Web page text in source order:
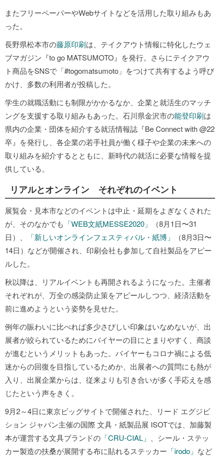
またフリーペーパーやWebサイトなどを活用した取り組みもあ
った。
長野県松本市の藤原印刷は、テイクアウト情報に特化したウェ
ブマガジン『to go MATSUMOTO』を発行。さらにテイクアウ
ト商品をSNSで「#togomatsumoto」をつけて共有するよう呼び
かけ、多数の利用者が投稿した。
学生の就職活動にも制限がかかるなか、企業と就活生のマッチ
ングを支援する取り組みもあった。石川県金沢市の能登印刷は
県内の企業・団体を紹介する就活情報誌『Be Connect with @22
卒』を発行し、各企業の若手社員が働く様子や企業の未来への
取り組みを紹介するとともに、新時代の就活に必要な情報を提
供している。
リアルとオンライン それぞれのイベント
展覧会・見本市などのイベントは中止・延期をよぎなくされた
が、そのなかでも 「WEB文紙MESSE2020」
（8月1日〜31
日）、
「新しいオンラインフェスティバル・紙博」
（8月3日〜
14日）などが開催され、印刷会社も参加して自社製品をアピー
ルした。
秋以降は、リアルイベントも再開されるようになった。主催者
それぞれが、万全の感染防止策をアピールしつつ、経済活動を
前に進めようという姿勢を見せた。
例年の賑わいに比べれば多少さびしい印象はいなめないが 、出
展者が絞られているためにバイヤーの目にとまりやすく、商談
が進むというメリットもあった。バイヤーもコロナ禍による低
迷からの回復を目指しているためか、出展者への質問にも熱が
入り、出展企業からは、従来よりも引き合いが多く手応えを感
じたという声をきく。
9月2～4日に東京ビッグサイトで開催された、リード エグジビ
ション ジャパン主催の国際 文具・紙製品展 ISOTでは、加藤製
本が運営する文具ブランドの 「CRU-CIAL」
、シール・ステッ
カー製造の扶桑が展開する布に貼れるステッカー 「irodo」 など